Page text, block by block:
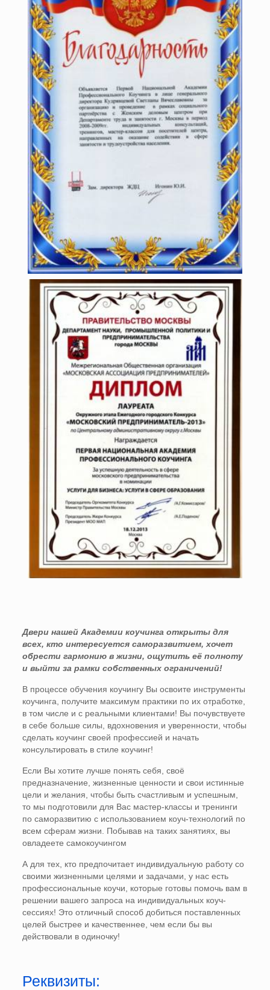
Двери нашей Академии коучинга открыты для
всех, кто интересуется саморазвитием, хочет
обрести гармонию в жизни, ощутить её полноту
и выйти за рамки собственных ограничений!
В процессе обучения коучингу Вы освоите инструменты
коучинга, получите максимум практики по их отработке,
в том числе и с реальными клиентами! Вы почувствуете
в себе больше силы, вдохновения и уверенности, чтобы
сделать коучинг своей профессией и начать
консультировать в стиле коучинг!
Если Вы хотите лучше понять себя, своё
предназначение, жизненные ценности и свои истинные
цели и желания, чтобы быть счастливым и успешным,
то мы подготовили для Вас мастер-классы и тренинги
по саморазвитию с использованием коуч-технологий по
всем сферам жизни. Побывав на таких занятиях, вы
овладеете самокоучингом
А для тех, кто предпочитает индивидуальную работу со
своими жизненными целями и задачами, у нас есть
профессиональные коучи, которые готовы помочь вам в
решении вашего запроса на индивидуальных коуч-
сессиях! Это отличный способ добиться поставленных
целей быстрее и качественнее, чем если бы вы
действовали в одиночку!
Реквизиты: